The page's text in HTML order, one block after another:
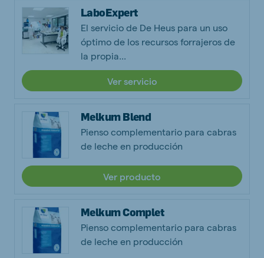
LaboExpert
El servicio de De Heus para un uso
óptimo de los recursos forrajeros de
la propia...
Ver servicio
Melkum Blend
Pienso complementario para cabras
de leche en producción
Ver producto
Melkum Complet
Pienso complementario para cabras
de leche en producción